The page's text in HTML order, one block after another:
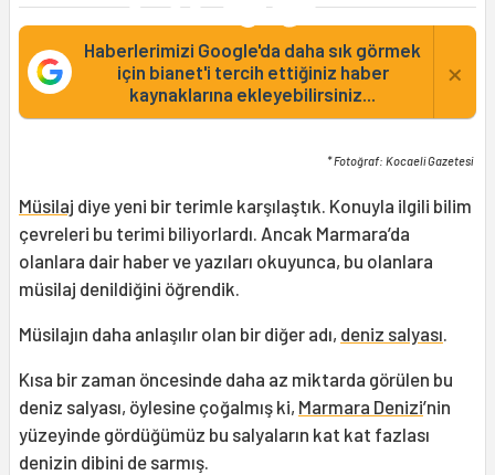
Haberlerimizi Google'da daha sık görmek
için bianet'i tercih ettiğiniz haber
kaynaklarına ekleyebilirsiniz...
×
* Fotoğraf: Kocaeli Gazetesi
Müsilaj diye yeni bir terimle karşılaştık. Konuyla ilgili bilim
çevreleri bu terimi biliyorlardı. Ancak Marmara’da
olanlara dair haber ve yazıları okuyunca, bu olanlara
müsilaj denildiğini öğrendik.
Müsilajın daha anlaşılır olan bir diğer adı, deniz salyası.
Kısa bir zaman öncesinde daha az miktarda görülen bu
deniz salyası, öylesine çoğalmış ki, Marmara Denizi’nin
yüzeyinde gördüğümüz bu salyaların kat kat fazlası
denizin dibini de sarmış.